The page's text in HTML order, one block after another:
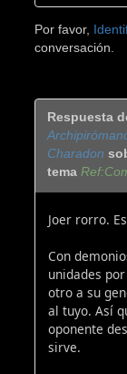
Por favor,
conversación.
Respuesta
Charadon
tema
Joer rorro.
Con
unidades
otro a su
al tuyo. Así
oponente
sirve.